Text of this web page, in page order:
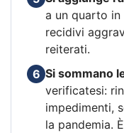
a un quarto in
recidivi
reiterati.
6 Si sommano
verificatesi:
impedimenti,
la pandemia.